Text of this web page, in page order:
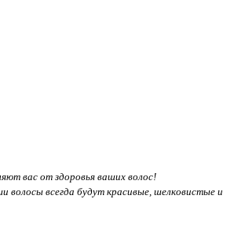
вас от здоровья ваших волос!
волосы всегда будут красивые, шелковистые и